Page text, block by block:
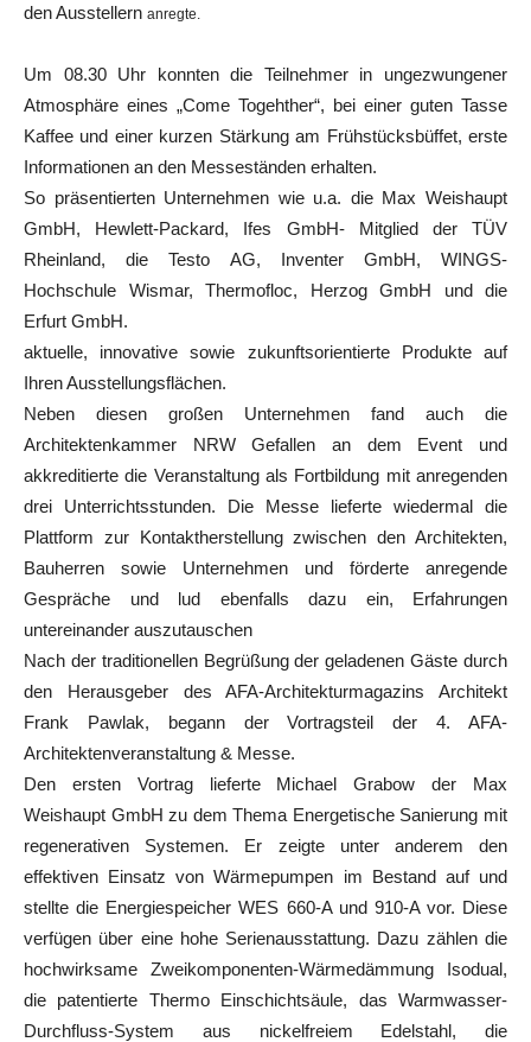
den Ausstellern anregte.
Um 08.30 Uhr konnten die Teilnehmer in ungezwungener
Atmosphäre eines „Come Togehther“, bei einer guten Tasse
Kaffee und einer kurzen Stärkung am Frühstücksbüffet, erste
Informationen an den Messeständen erhalten.
So präsentierten Unternehmen wie u.a. die Max Weishaupt
GmbH, Hewlett-Packard, Ifes GmbH- Mitglied der TÜV
Rheinland, die Testo AG, Inventer GmbH, WINGS-
Hochschule Wismar, Thermofloc, Herzog GmbH und die
Erfurt GmbH.
aktuelle, innovative sowie zukunftsorientierte Produkte auf
Ihren Ausstellungsflächen.
Neben diesen großen Unternehmen fand auch die
Architektenkammer NRW Gefallen an dem Event und
akkreditierte die Veranstaltung als Fortbildung mit anregenden
drei Unterrichtsstunden. Die Messe lieferte wiedermal die
Plattform zur Kontaktherstellung zwischen den Architekten,
Bauherren sowie Unternehmen und förderte anregende
Gespräche und lud ebenfalls dazu ein, Erfahrungen
untereinander auszutauschen
Nach der traditionellen Begrüßung der geladenen Gäste durch
den Herausgeber des AFA-Architekturmagazins Architekt
Frank Pawlak, begann der Vortragsteil der 4. AFA-
Architektenveranstaltung & Messe.
Den ersten Vortrag lieferte Michael Grabow der Max
Weishaupt GmbH zu dem Thema Energetische Sanierung mit
regenerativen Systemen. Er zeigte unter anderem den
effektiven Einsatz von Wärmepumpen im Bestand auf und
stellte die Energiespeicher WES 660-A und 910-A vor. Diese
verfügen über eine hohe Serienausstattung. Dazu zählen die
hochwirksame Zweikomponenten-Wärmedämmung Isodual,
die patentierte Thermo Einschichtsäule, das Warmwasser-
Durchfluss-System aus nickelfreiem Edelstahl, die